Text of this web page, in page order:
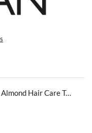
Kind Rituals Quinoa Almond Hair Care Tonic